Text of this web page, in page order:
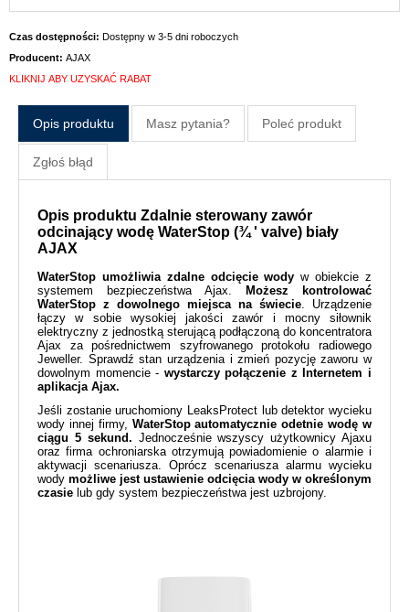
Czas dostępności: Dostępny w 3-5 dni roboczych
Producent: AJAX
KLIKNIJ ABY UZYSKAĆ RABAT
Opis produktu Masz pytania? Poleć produkt
Zgłoś błąd
Opis produktu Zdalnie sterowany zawór
odcinający wodę WaterStop (¾ ' valve) biały
AJAX
WaterStop umożliwia zdalne odcięcie wody w obiekcie z
systemem bezpieczeństwa Ajax. Możesz kontrolować
WaterStop z dowolnego miejsca na świecie . Urządzenie
łączy w sobie wysokiej jakości zawór i mocny siłownik
elektryczny z jednostką sterującą podłączoną do koncentratora
Ajax za pośrednictwem szyfrowanego protokołu radiowego
Jeweller. Sprawdź stan urządzenia i zmień pozycję zaworu w
dowolnym momencie - wystarczy połączenie z Internetem i
aplikacja Ajax.
Jeśli zostanie uruchomiony LeaksProtect lub detektor wycieku
wody innej firmy, WaterStop automatycznie odetnie wodę w
ciągu 5 sekund. Jednocześnie wszyscy użytkownicy Ajaxu
oraz firma ochroniarska otrzymują powiadomienie o alarmie i
aktywacji scenariusza. Oprócz scenariusza alarmu wycieku
wody możliwe jest ustawienie odcięcia wody w określonym
czasie lub gdy system bezpieczeństwa jest uzbrojony.